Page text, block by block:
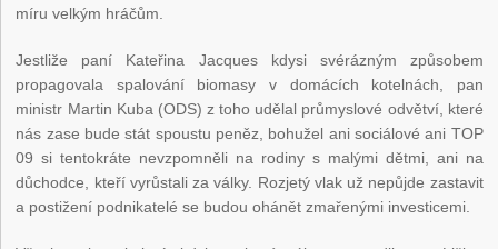
míru velkým hráčům.
Jestliže paní Kateřina Jacques kdysi svérázným způsobem
propagovala spalování biomasy v domácích kotelnách, pan
ministr Martin Kuba (ODS) z toho udělal průmyslové odvětví, které
nás zase bude stát spoustu peněz, bohužel ani sociálové ani TOP
09 si tentokráte nevzpomněli na rodiny s malými dětmi, ani na
důchodce, kteří vyrůstali za války. Rozjetý vlak už nepůjde zastavit
a postižení podnikatelé se budou ohánět zmařenými investicemi.